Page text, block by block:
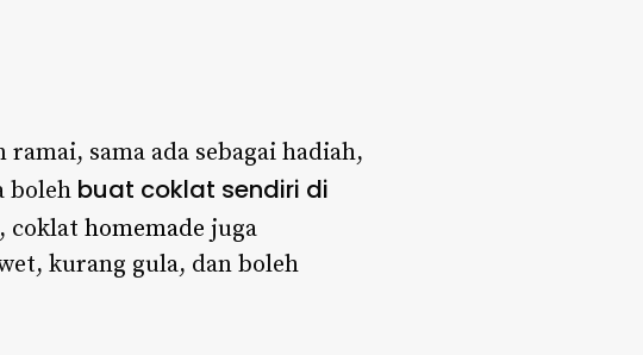
sama ada sebagai hadiah,
boleh buat coklat sendiri di
coklat homemade juga
kurang gula, dan boleh